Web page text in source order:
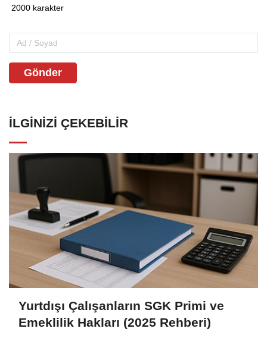
Gönder
İLGINIZI ÇEKEBILIR
Yurtdışı Çalışanların SGK Primi ve
Emeklilik Hakları (2025 Rehberi)